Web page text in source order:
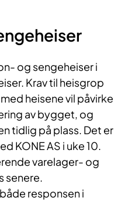
og sengeheiser i
Krav til heisgrop
heisene vil påvirke
av bygget, og
tidlig på plass. Det er
KONE AS i uke 10.
varelager- og
senere.
responsen i